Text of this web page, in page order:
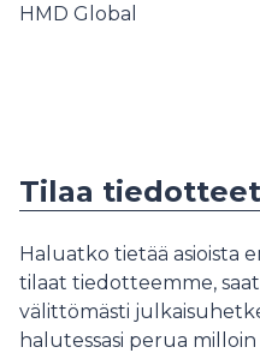
HMD Global
Tilaa
Haluatko tietää asioista
tilaat tiedotteemme,
välittömästi
halutessasi perua milloin